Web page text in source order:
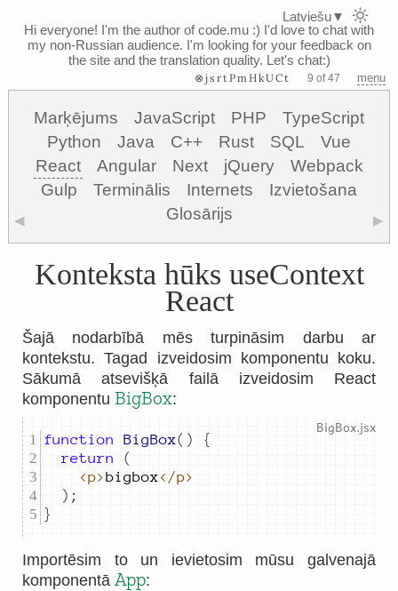
Hi everyone! I'm the author of code.mu :) I'd love to chat with
my non-Russian audience. I'm looking for your feedback on
the site and the translation quality. Let's chat:)
⊗jsrtPmHkUCt 9 of 47 menu
Marķējums JavaScript PHP
TypeScript
Python
Java C++ Rust SQL
Vue
React
Angular Next jQuery
Webpack
Gulp
Terminālis Internets
Izvietošana
Glosārijs
◀ ▶
Konteksta hūks useContext
React
Šajā nodarbībā mēs turpināsim darbu ar
kontekstu. Tagad izveidosim komponentu koku.
Sākumā atsevišķā failā izveidosim React
komponentu BigBox:
function BigBox()
{
return
(
<p>bigbox</p>
) ;
}
Importēsim to un ievietosim mūsu galvenajā
komponentā App:
Latviešu▼